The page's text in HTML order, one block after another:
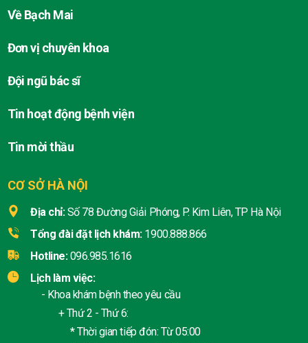
CƠ SỞ HÀ NỘI
Địa chỉ: Số 78 Đường Giải Phóng, P. Kim Liên, TP Hà Nội
Tổng đài đặt lịch khám: 1900.888.866
Hotline: 096.985.1616
Lịch làm việc:
- Khoa khám bệnh theo yêu cầu
+ Thứ 2 - Thứ 6:
* Thời gian tiếp đón: Từ 05:00
Về Bạch Mai
Đơn vị chuyên khoa
Đội ngũ bác sĩ
Tin hoạt động bệnh viện
Tin mời thầu